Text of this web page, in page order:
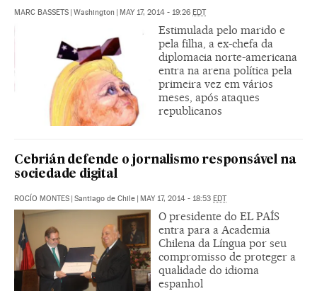
MARC BASSETS | Washington | MAY 17, 2014 - 19:26 EDT
Estimulada pelo marido e
pela filha, a ex-chefa da
diplomacia norte-americana
entra na arena política pela
primeira vez em vários
meses, após ataques
republicanos
Cebrián defende o jornalismo responsável na
sociedade digital
ROCÍO MONTES | Santiago de Chile | MAY 17, 2014 - 18:53 EDT
O presidente do EL PAÍS
entra para a Academia
Chilena da Língua por seu
compromisso de proteger a
qualidade do idioma
espanhol